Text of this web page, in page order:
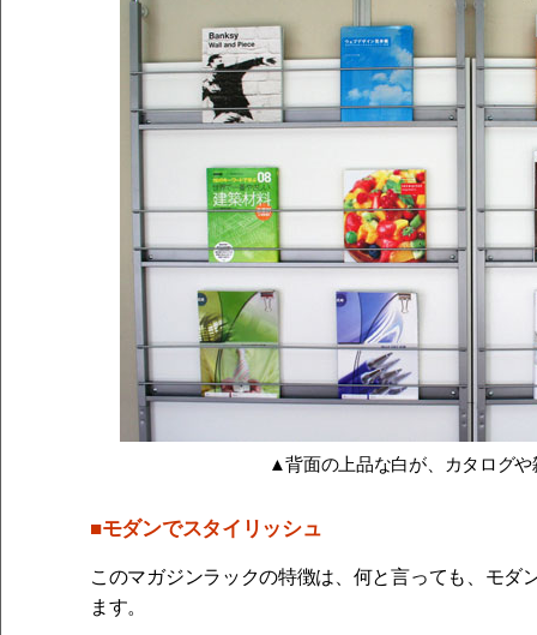
▲背面の上品な白が、カタログ
■モダンでスタイリッシュ
このマガジンラックの特徴は、何と言っても、モダ
ます。